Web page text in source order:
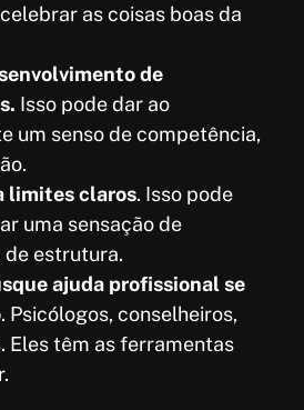
as coisas boas da
de
Isso pode dar ao
um senso de competência,
limites claros. Isso pode
uma sensação de
de estrutura.
ajuda profissional se
. Psicólogos, conselheiros,
Eles têm as ferramentas